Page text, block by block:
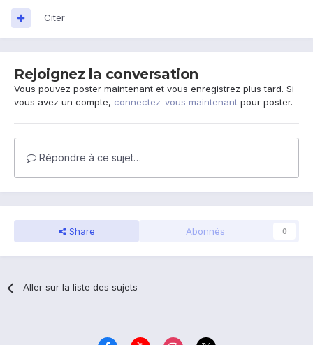
Citer
Rejoignez la conversation
Vous pouvez poster maintenant et vous enregistrez plus tard. Si
vous avez un compte, connectez-vous maintenant pour poster.
Répondre à ce sujet…
Share Abonnés 0
Aller sur la liste des sujets